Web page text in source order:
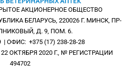
конца крышки полностью
и затем прикручивают
насадку вводят в пораженный
и, нажав на тюбик,
в ухо. Осторожно массируют
равномерное
АКЦИОНЕРНОЕ ОБЩЕСТВО
БЕЛАРУСЬ, 220026 Г. МИНСК, ПР-
Д. 9, ПОМ. 6.
| ОФИС: +375 (17) 238-28-28
ОКТЯБРЯ 2020 Г., № РЕГИСТРАЦИИ
494702